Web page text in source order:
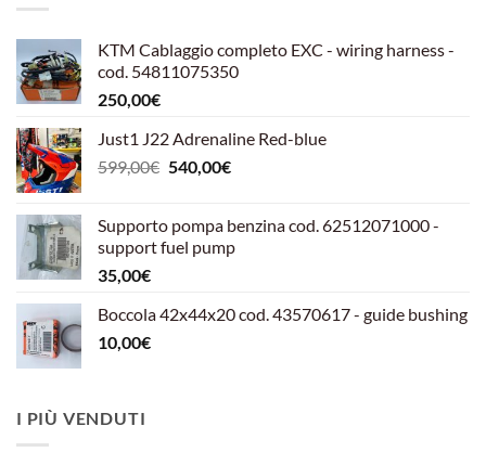
KTM Cablaggio completo EXC - wiring harness -
cod. 54811075350
250,00€
Just1 J22 Adrenaline Red-blue
599,00€ Il
era:
599,00€.
540,00€Il
è:
540,00€.
Supporto pompa benzina cod. 62512071000 -
support fuel pump
35,00€
Boccola 42x44x20 cod. 43570617 - guide bushing
10,00€
I PIÙ VENDUTI